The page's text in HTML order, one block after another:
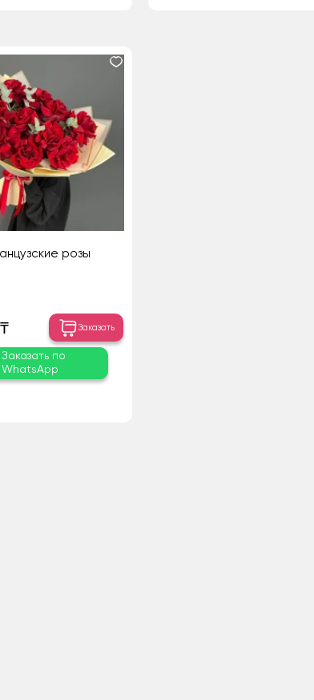
розы
Заказать
Заказать по
WhatsApp